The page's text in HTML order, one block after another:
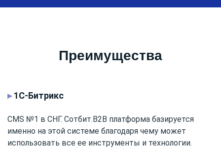
Преимущества
▸1С-Битрикс
CMS №1 в СНГ. Сотбит.B2B платформа базируется
именно на этой системе благодаря чему может
использовать все ее инструменты и технологии.